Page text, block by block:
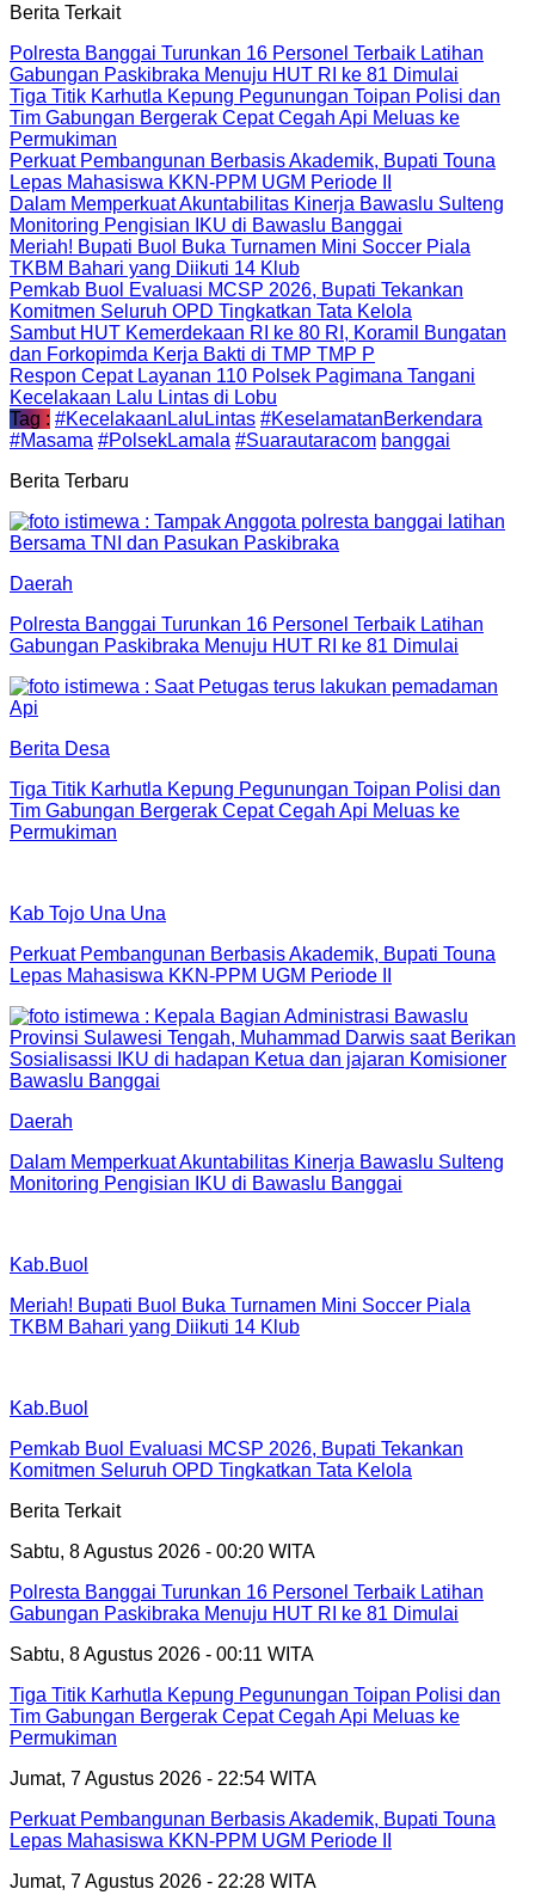
Berita Terkait
Polresta Banggai Turunkan 16 Personel Terbaik Latihan
Gabungan Paskibraka Menuju HUT RI ke 81 Dimulai
Tiga Titik Karhutla Kepung Pegunungan Toipan Polisi dan
Tim Gabungan Bergerak Cepat Cegah Api Meluas ke
Permukiman
Perkuat Pembangunan Berbasis Akademik, Bupati Touna
Lepas Mahasiswa KKN-PPM UGM Periode II
Dalam Memperkuat Akuntabilitas Kinerja Bawaslu Sulteng
Monitoring Pengisian IKU di Bawaslu Banggai
Meriah! Bupati Buol Buka Turnamen Mini Soccer Piala
TKBM Bahari yang Diikuti 14 Klub
Pemkab Buol Evaluasi MCSP 2026, Bupati Tekankan
Komitmen Seluruh OPD Tingkatkan Tata Kelola
Sambut HUT Kemerdekaan RI ke 80 RI, Koramil Bungatan
dan Forkopimda Kerja Bakti di TMP TMP P
Respon Cepat Layanan 110 Polsek Pagimana Tangani
Kecelakaan Lalu Lintas di Lobu
Tag : #KecelakaanLaluLintas #KeselamatanBerkendara
#Masama #PolsekLamala #Suarautaracom banggai
Berita Terbaru
Daerah
Polresta Banggai Turunkan 16 Personel Terbaik Latihan
Gabungan Paskibraka Menuju HUT RI ke 81 Dimulai
Berita Desa
Tiga Titik Karhutla Kepung Pegunungan Toipan Polisi dan
Tim Gabungan Bergerak Cepat Cegah Api Meluas ke
Permukiman
Kab Tojo Una Una
Perkuat Pembangunan Berbasis Akademik, Bupati Touna
Lepas Mahasiswa KKN-PPM UGM Periode II
Daerah
Dalam Memperkuat Akuntabilitas Kinerja Bawaslu Sulteng
Monitoring Pengisian IKU di Bawaslu Banggai
Kab.Buol
Meriah! Bupati Buol Buka Turnamen Mini Soccer Piala
TKBM Bahari yang Diikuti 14 Klub
Kab.Buol
Pemkab Buol Evaluasi MCSP 2026, Bupati Tekankan
Komitmen Seluruh OPD Tingkatkan Tata Kelola
Berita Terkait
Sabtu, 8 Agustus 2026 - 00:20 WITA
Polresta Banggai Turunkan 16 Personel Terbaik Latihan
Gabungan Paskibraka Menuju HUT RI ke 81 Dimulai
Sabtu, 8 Agustus 2026 - 00:11 WITA
Tiga Titik Karhutla Kepung Pegunungan Toipan Polisi dan
Tim Gabungan Bergerak Cepat Cegah Api Meluas ke
Permukiman
Jumat, 7 Agustus 2026 - 22:54 WITA
Perkuat Pembangunan Berbasis Akademik, Bupati Touna
Lepas Mahasiswa KKN-PPM UGM Periode II
Jumat, 7 Agustus 2026 - 22:28 WITA